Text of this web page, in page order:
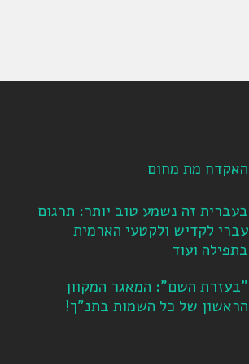
האקדח מת מחום
בעברית זה נשמע טוב יותר: תרגום
עברי לקדיש ולקטעי הארמית
בתפילה ועוד
"בעזרת השם": המאגר המקוון
הראשון של כל השמות בתנ"ך!